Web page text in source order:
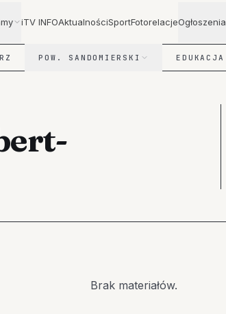
iTV INFOAktualnościSportFotorelacjeOgłoszenia
POW. SANDOMIERSKI EDUKACJA
Brak materiałów.